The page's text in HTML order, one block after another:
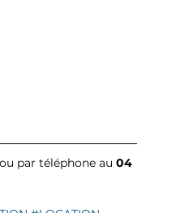
par téléphone au 04